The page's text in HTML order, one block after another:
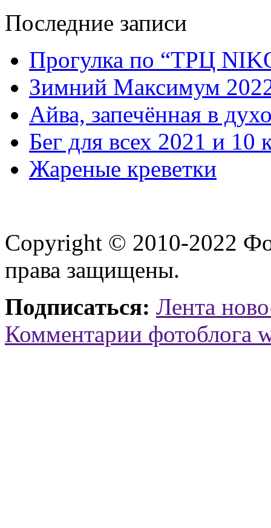
Последние записи
Прогулка по “ТРЦ
Зимний Максимум
Айва, запечённая в
Бег для всех 2021 и 10
Жареные креветки
Copyright © 2010-2022
права защищены.
Подписаться: Лента
Комментарии фотоблога